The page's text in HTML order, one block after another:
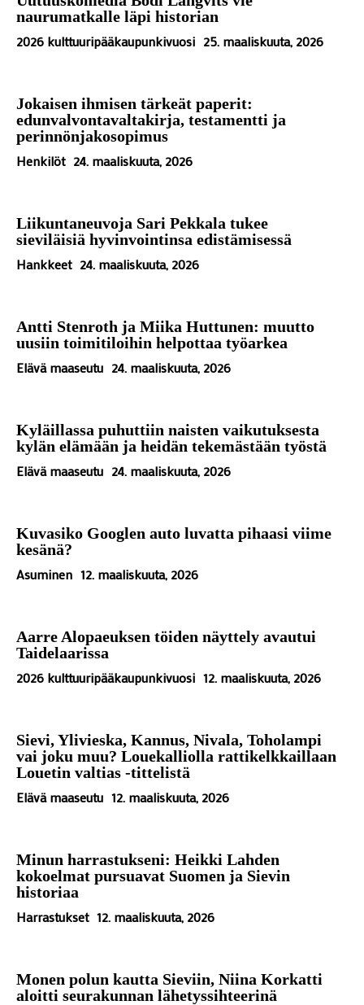
naurumatkalle läpi historian
2026 kulttuuripääkaupunkivuosi 25. maaliskuuta, 2026
Jokaisen ihmisen tärkeät paperit:
edunvalvontavaltakirja, testamentti ja
perinnönjakosopimus
Henkilöt 24. maaliskuuta, 2026
Liikuntaneuvoja Sari Pekkala tukee
sieviläisiä hyvinvointinsa edistämisessä
Hankkeet 24. maaliskuuta, 2026
Antti Stenroth ja Miika Huttunen: muutto
uusiin toimitiloihin helpottaa työarkea
Elävä maaseutu 24. maaliskuuta, 2026
Kyläillassa puhuttiin naisten vaikutuksesta
kylän elämään ja heidän tekemästään työstä
Elävä maaseutu 24. maaliskuuta, 2026
Kuvasiko Googlen auto luvatta pihaasi viime
kesänä?
Asuminen 12. maaliskuuta, 2026
Aarre Alopaeuksen töiden näyttely avautui
Taidelaarissa
2026 kulttuuripääkaupunkivuosi 12. maaliskuuta, 2026
Sievi, Ylivieska, Kannus, Nivala, Toholampi
vai joku muu? Louekalliolla rattikelkkaillaan
Louetin valtias -tittelistä
Elävä maaseutu 12. maaliskuuta, 2026
Minun harrastukseni: Heikki Lahden
kokoelmat pursuavat Suomen ja Sievin
historiaa
Harrastukset 12. maaliskuuta, 2026
Monen polun kautta Sieviin, Niina Korkatti
aloitti seurakunnan lähetyssihteerinä